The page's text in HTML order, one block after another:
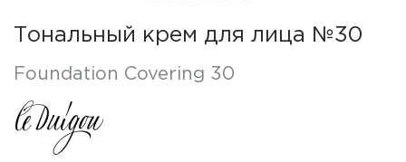
Тональный крем для лица №30
Foundation Covering 30